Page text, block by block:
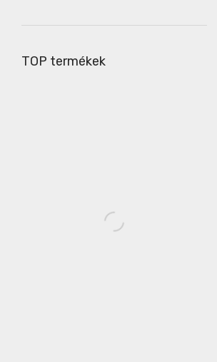
TOP termékek